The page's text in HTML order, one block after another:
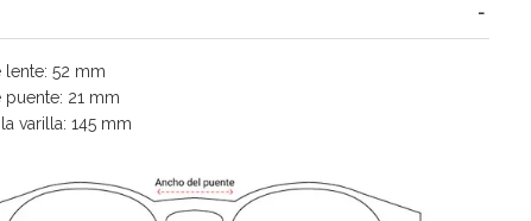
52 mm
21 mm
varilla: 145 mm